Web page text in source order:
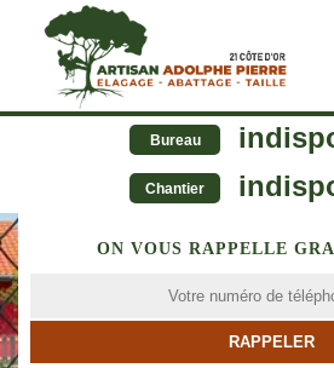
Bureau
Chantier
ON VOUS RAPPELLE